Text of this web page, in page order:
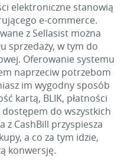
elektroniczne stanowią
e-commerce.
z Sellasist można
sprzedaży, w tym do
Oferowanie systemu
naprzeciw potrzebom
im wygodny sposób
kartą, BLIK, płatności
do wszystkich
z CashBill przyspiesza
a co za tym idzie,
konwersję.